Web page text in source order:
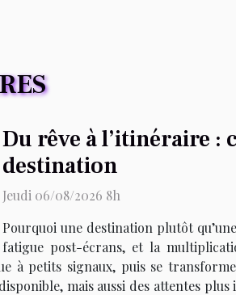
Du rêve à l’itinéraire :
destination
Jeudi 06/08/2026 8h
Pourquoi une destination plutôt
fatigue post-écrans, et la
à petits signaux, puis se
mais aussi des attentes